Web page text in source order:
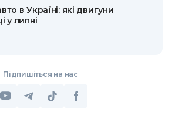
в Україні: які двигуни
у липні
Підпишіться на нас